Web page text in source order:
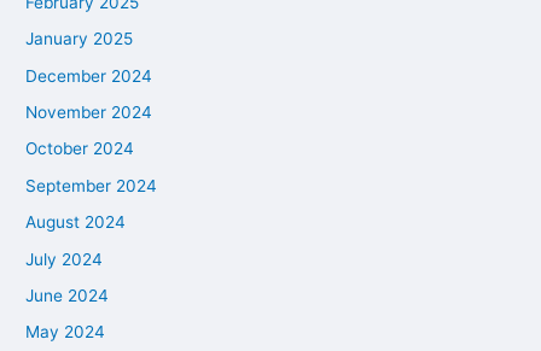
January 2025
December 2024
November 2024
October 2024
September 2024
August 2024
July 2024
June 2024
May 2024